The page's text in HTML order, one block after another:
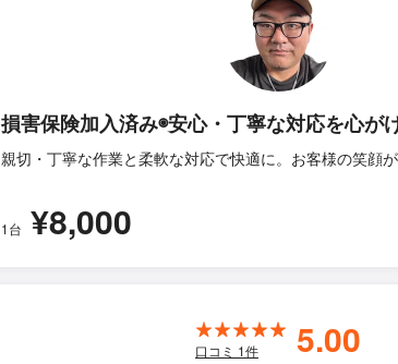
損害保険加入済み◉安心・丁寧な対応を心が
親切・丁寧な作業と柔軟な対応で快適に。お客様の笑顔が
1台 ¥8,000
口コミ 1件 5.00